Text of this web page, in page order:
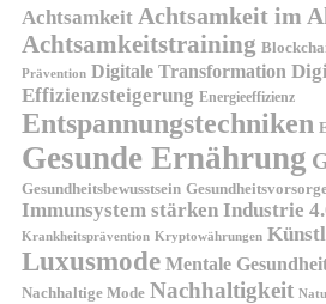
Achtsamkeit Achtsamkeit im
Achtsamkeitstraining
Prävention Digitale Transformation
Effizienzsteigerung Energieeffizienz
Entspannungstechniken
Gesunde Ernährung
Gesundheitsbewusstsein
Immunsystem stärken Industrie
Krankheitsprävention Kryptowährungen
Luxusmode Mentale
Nachhaltige Mode Nachhaltigkeit